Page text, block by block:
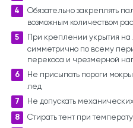
Обязательно закреплять
возможным количеством
При креплении укрытия на
симметрично по всему
перекоса и чрезмерной
Не присыпать пороги
лед
Не допускать
Стирать тент при